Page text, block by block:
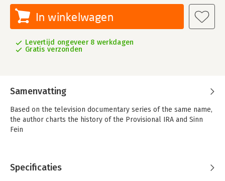
In winkelwagen
Levertijd ongeveer 8 werkdagen
Gratis verzonden
Samenvatting
Based on the television documentary series of the same name,
the author charts the history of the Provisional IRA and Sinn
Fein
Specificaties